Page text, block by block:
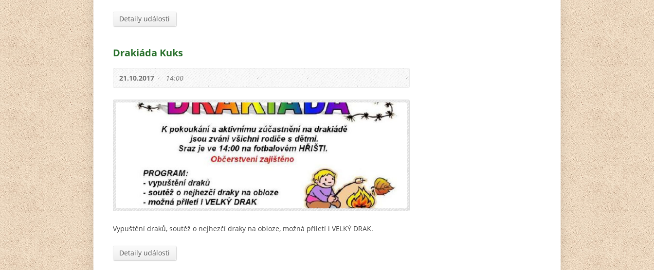
Detaily události
Drakiáda Kuks
21.10.2017 14:00
Vypuštění draků, soutěž o nejhezčí draky na obloze, možná přiletí i VELKÝ DRAK.
Detaily události